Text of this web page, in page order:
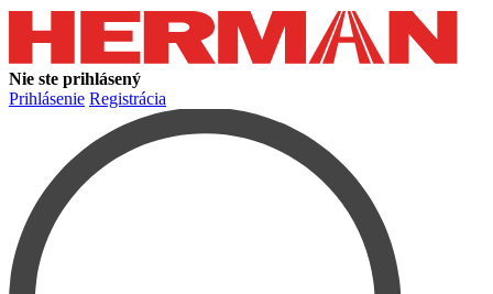
Nie ste prihlásený
Prihlásenie Registrácia